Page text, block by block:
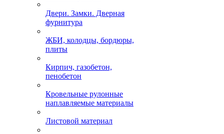
Двери. Замки. Дверная
фурнитура
ЖБИ, колодцы, бордюры,
плиты
Кирпич, газобетон,
пенобетон
Кровельные рулонные
наплавляемые материалы
Листовой материал